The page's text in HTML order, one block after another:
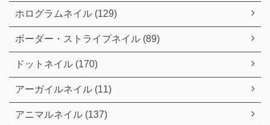
ホログラムネイル (129)
ボーダー・ストライプネイル (89)
ドットネイル (170)
アーガイルネイル (11)
アニマルネイル (137)